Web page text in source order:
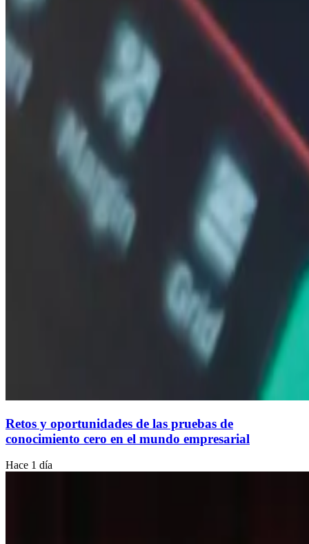
Retos y oportunidades de las pruebas de
conocimiento cero en el mundo empresarial
Hace 1 día